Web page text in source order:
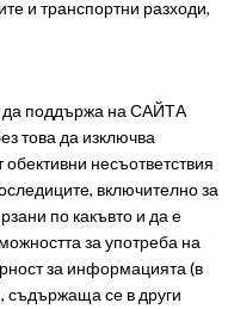
и транспортни разходи,
да поддържа на САЙТА
това да изключва
несъответствия
включително за
по какъвто и да е
за употреба на
за информацията (в
съдържаща се в други